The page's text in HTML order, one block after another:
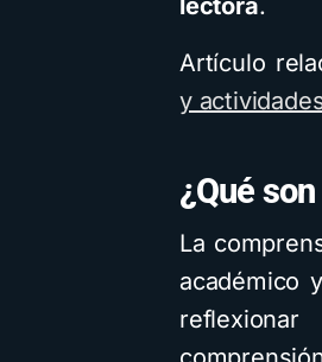
lectora.
Artículo
y
¿Qué
La
académico